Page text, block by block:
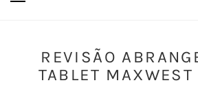
REVISÃO
TABLET